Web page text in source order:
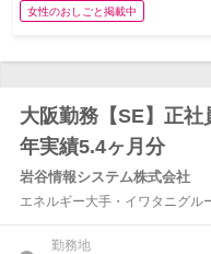
女性のおしごと掲載中
大阪勤務【SE】正
年実績5.4ヶ月分
岩谷情報システム株式会社
エネルギー大手・イワタニグ
勤務地